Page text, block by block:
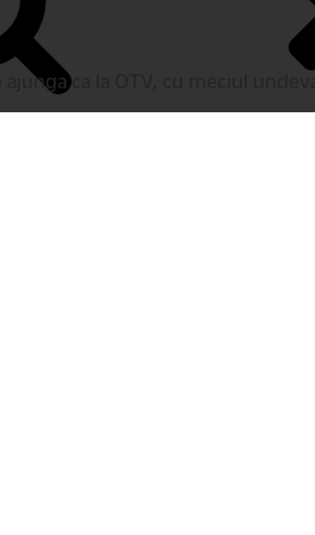
ajunga ca la OTV, cu meciul